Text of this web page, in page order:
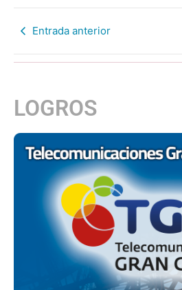
Entrada anterior
LOGROS